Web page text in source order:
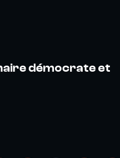
démocrate et